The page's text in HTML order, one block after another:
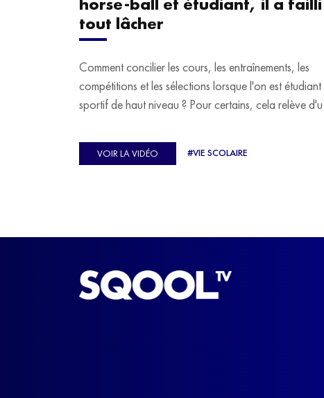
tout lâcher
Comment concilier les cours, les entraînements, les
compétitions et les sélections lorsque l'on est étudiant
sportif de haut niveau ? Pour certains, cela relève
Ulysse Soriano, vice-champion d'Europe de Horse-
ball, qui a failli abandonner ses études avant de
VOIR LA VIDÉO #VIE SCOLAIRE